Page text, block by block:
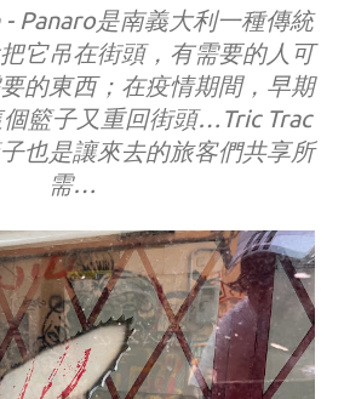
- Panaro是南義大利一種傳統
它吊在街頭，有需要的人可
的東西；在疫情期間，早期
籃子又重回街頭…Tric Trac
也是讓來去的旅客們共享所
需…